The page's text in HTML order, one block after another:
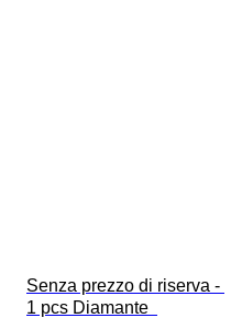
Senza prezzo di riserva -
1 pcs Diamante